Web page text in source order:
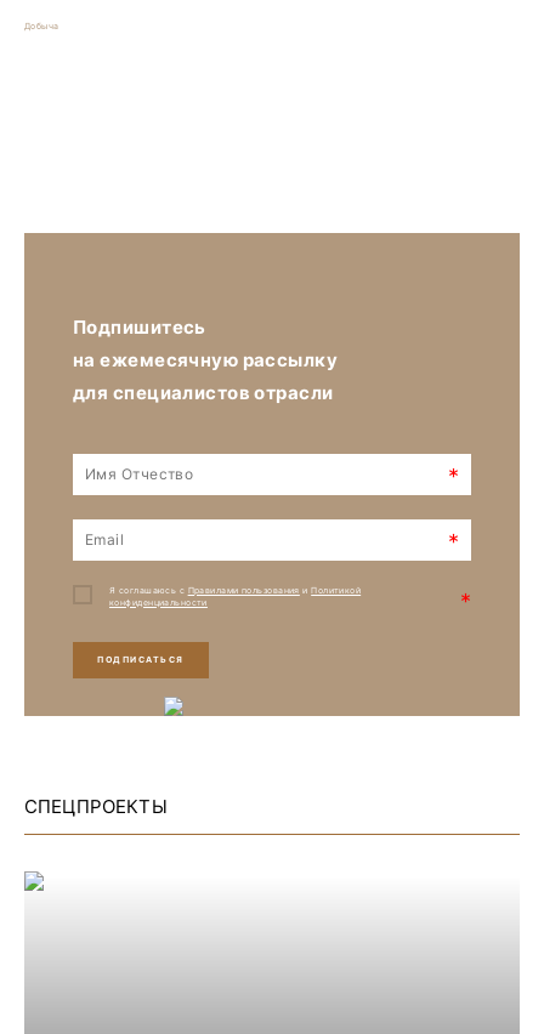
Добыча
Подпишитесь
на ежемесячную рассылку
для специалистов отрасли
*
*
Я соглашаюсь с Правилами пользования иПолитикой
конфиденциальности
*
ПОДПИСАТЬСЯ
СПЕЦПРОЕКТЫ